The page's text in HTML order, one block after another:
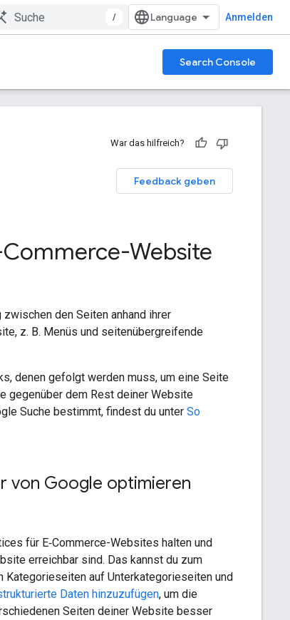
/ Anmelden
Search Console
War das hilfreich?
Feedback geben
Website
den Seiten anhand ihrer
z. B. Menüs und seitenübergreifende
denen gefolgt werden muss, um eine Seite
gegenüber dem Rest deiner Website
Suche bestimmt, findest du unter So
von Google optimieren
für E‑Commerce-Websites halten und
erreichbar sind. Das kannst du zum
Kategorieseiten auf Unterkategorieseiten und
Daten hinzuzufügen, um die
Seiten deiner Website besser